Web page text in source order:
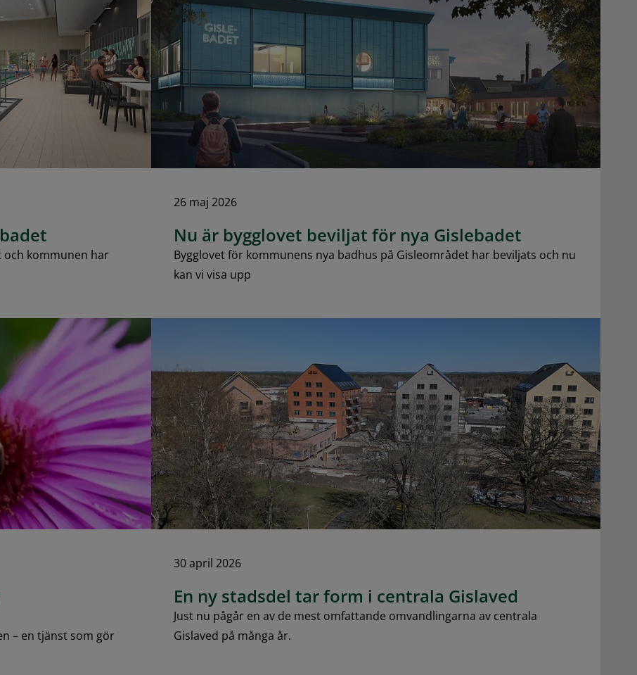
och kommunen har
26 maj 2026
Nu är bygglovet beviljat för nya Gislebadet
Bygglovet för kommunens nya badhus på Gisleområdet har beviljats och nu
kan vi visa upp
– en tjänst som gör
30 april 2026
En ny stadsdel tar form i centrala Gislaved
Just nu pågår en av de mest omfattande omvandlingarna av centrala
Gislaved på många år.